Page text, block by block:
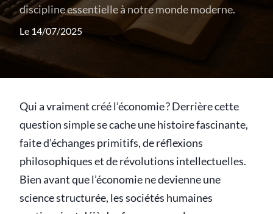
discipline essentielle à notre monde moderne.
Le 14/07/2025
Qui a vraiment créé l’économie ? Derrière cette
question simple se cache une histoire fascinante,
faite d’échanges primitifs, de réflexions
philosophiques et de révolutions intellectuelles.
Bien avant que l’économie ne devienne une
science structurée, les sociétés humaines